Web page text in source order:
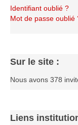
Identifiant oublié ?
Mot de passe oublié
Sur le site :
Nous avons 378
Liens